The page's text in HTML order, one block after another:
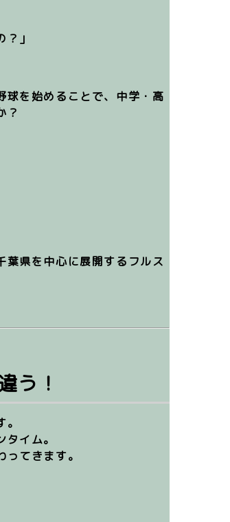
」
を始めることで、 中学・高
？
県を中心に展開するフルス
う！
タイム。
てきます。